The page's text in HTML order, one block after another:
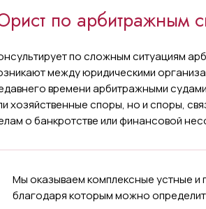
по арбитражным
по сложным ситуациям
между юридическими
времени арбитражными
хозяйственные споры, но и споры,
о банкротстве или финансовой
Мыоказываем комплексные устные и
благодаря которым можно